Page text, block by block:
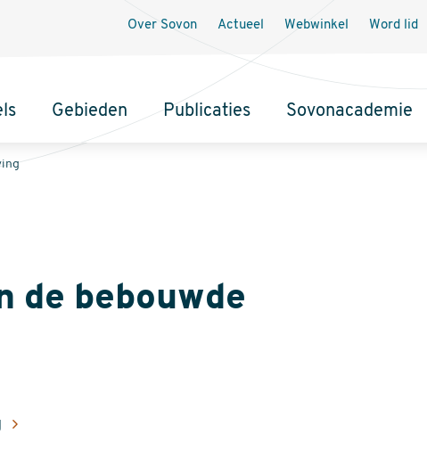
Gebieden Publicaties Sovonacademie
Secundaire
Over Sovon Actueel Webwinkel Word lid
de bebouwde